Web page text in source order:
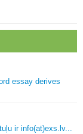
essay derives
ir info(at)exs. lv...